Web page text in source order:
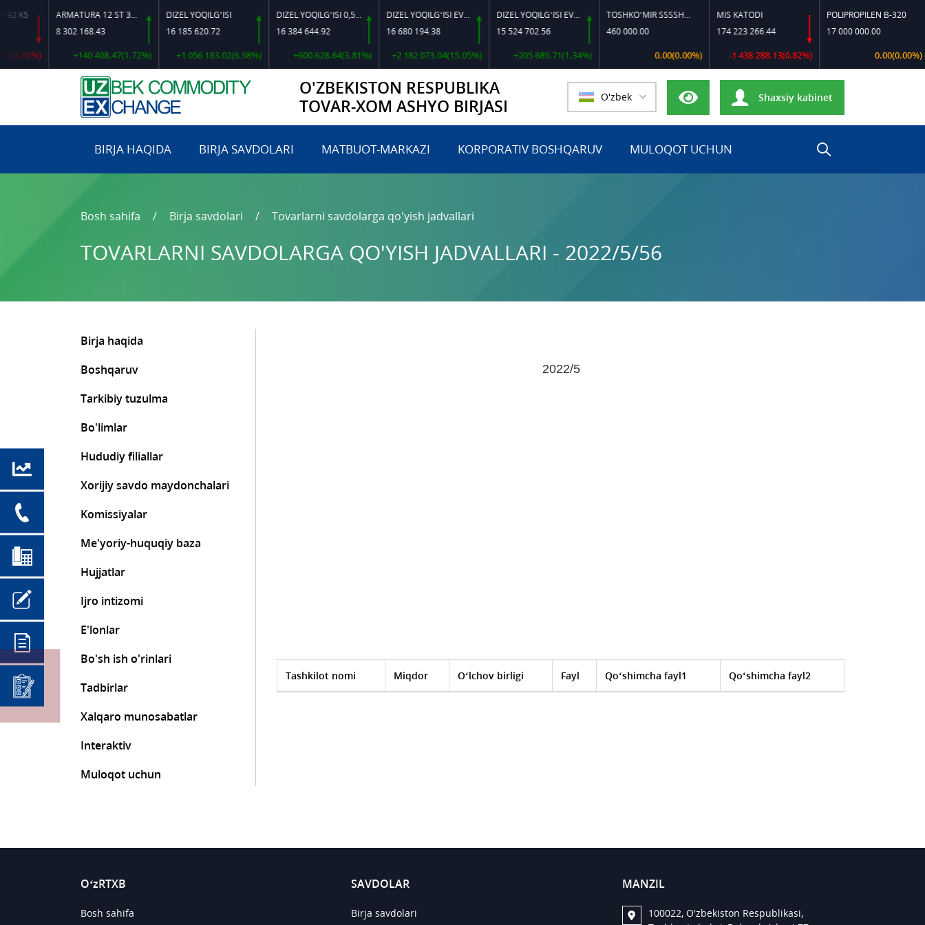
ARMATURA 12 ST 35 GS O‘LCHAMLI
8 302 168.43
+140 408.47(1.72%)
DIZEL YOQILG‘ISI
16 185 620.72
+1 056 183.02(6.98%)
DIZEL YOQILG‘ISI 0,5-40
16 384 644.92
+600 628.64(3.81%)
DIZEL YOQILG‘ISI EVRO L-K-4
16 680 194.38
+2 182 073.04(15.05%)
DIZEL YOQILG‘ISI EVRO-L II K-4 SSDF
15 524 702.56
+205 689.71(1.34%)
TOSHKO‘MIR SSSSH-13
460 000.00
0.00(0.00%)
MIS KATODI
174 223 266.44
-1 438 288.13(0.82%)
POLIPROPILEN B-320
17 000 000.00
0.00(0.00%)
O'ZBEKISTON RESPUBLIKA
TOVAR-XOM ASHYO BIRJASI
O'zbek Shaxsiy kabinet
BIRJA HAQIDA BIRJA SAVDOLARI MATBUOT-MARKAZI KORPORATIV BOSHQARUV MULOQOT UCHUN
Bosh sahifa Birja savdolari Tovarlarni savdolarga qo'yish jadvallari
TOVARLARNI SAVDOLARGA QO'YISH JADVALLARI - 2022/5/56
Birja haqida
Boshqaruv
Tarkibiy tuzulma
Bo'limlar
Hududiy filiallar
Xorijiy savdo maydonchalari
Komissiyalar
Me'yoriy-huquqiy baza
Hujjatlar
Ijro intizomi
E'lonlar
Bo'sh ish o'rinlari
Tadbirlar
Xalqaro munosabatlar
Interaktiv
Muloqot uchun
2022/5
Tashkilot nomi Miqdor O‘lchov birligi Fayl Qo‘shimcha fayl1 Qo‘shimcha fayl2
O‘zRTXB
Bosh sahifa
SAVDOLAR
Birja savdolari
MANZIL
100022, O'zbekiston Respublikasi,